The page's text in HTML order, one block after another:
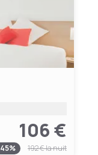
106 €
45% 192 €la nuit